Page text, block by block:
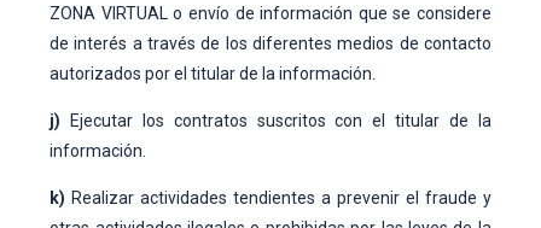
ZONA VIRTUAL o envío de información que se considere
de interés a través de los diferentes medios de contacto
autorizados por el titular de la información.
j) Ejecutar los contratos suscritos con el titular de la
información.
k) Realizar actividades tendientes a prevenir el fraude y